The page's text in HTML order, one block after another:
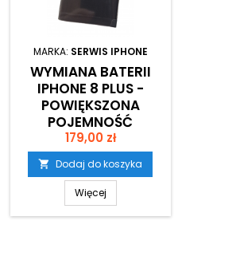
MARKA: SERWIS IPHONE
WYMIANA BATERII
IPHONE 8 PLUS -
POWIĘKSZONA
POJEMNOŚĆ
3400MAH
Cena
179,00 zł
 Dodaj do koszyka
Więcej